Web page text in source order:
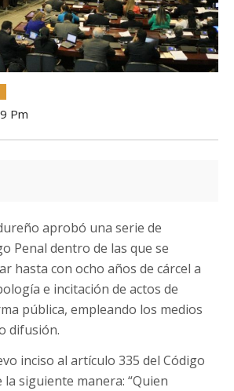
Pm
aprobó una serie de
Penal dentro de las que se
hasta con ocho años de cárcel a
e incitación de actos de
pública, empleando los medios
difusión.
inciso al artículo 335 del Código
la siguiente manera: “Quien